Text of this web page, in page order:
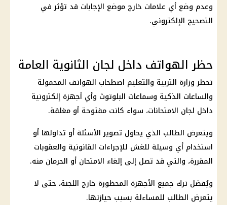
وعدم وضع أي علامات خارج موضع الإجابات قد تؤثر في
التصحيح الإلكتروني.
حظر الهواتف داخل لجان الثانوية العامة
تحظر وزارة التربية والتعليم اصطحاب الهواتف المحمولة
والساعات الذكية وسماعات البلوتوث وأي أجهزة إلكترونية
داخل لجان الامتحانات، سواء كانت مفتوحة أو مغلقة.
ويتعرض الطالب الذي يحاول تصوير الأسئلة أو تداولها أو
استخدام أي وسيلة للغش للإجراءات القانونية والعقوبات
المقررة، والتي قد تصل إلى إلغاء الامتحان أو الحرمان منه.
ويُفضل ترك جميع الأجهزة المحظورة خارج اللجنة، حتى لا
يتعرض الطالب للمساءلة بسبب حيازتها.